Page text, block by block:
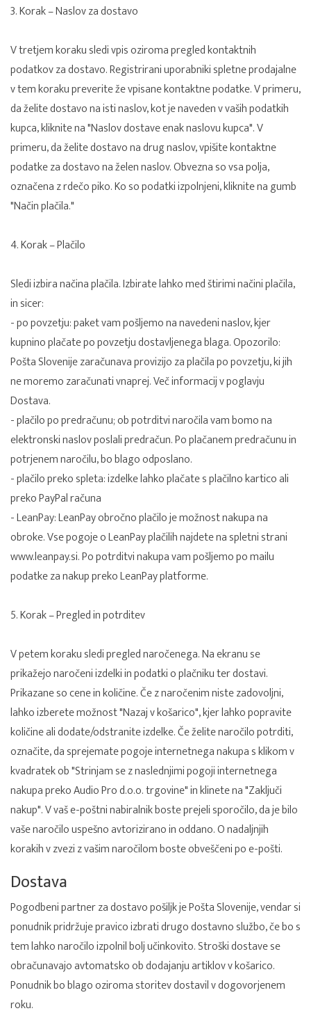
3. Korak – Naslov za dostavo
V tretjem koraku sledi vpis oziroma pregled kontaktnih
podatkov za dostavo. Registrirani uporabniki spletne prodajalne
v tem koraku preverite že vpisane kontaktne podatke. V primeru,
da želite dostavo na isti naslov, kot je naveden v vaših podatkih
kupca, kliknite na "Naslov dostave enak naslovu kupca". V
primeru, da želite dostavo na drug naslov, vpišite kontaktne
podatke za dostavo na želen naslov. Obvezna so vsa polja,
označena z rdečo piko. Ko so podatki izpolnjeni, kliknite na gumb
"Način plačila."
4. Korak – Plačilo
Sledi izbira načina plačila. Izbirate lahko med štirimi načini plačila,
in sicer:
- po povzetju: paket vam pošljemo na navedeni naslov, kjer
kupnino plačate po povzetju dostavljenega blaga. Opozorilo:
Pošta Slovenije zaračunava provizijo za plačila po povzetju, ki jih
ne moremo zaračunati vnaprej. Več informacij v poglavju
Dostava.
- plačilo po predračunu; ob potrditvi naročila vam bomo na
elektronski naslov poslali predračun. Po plačanem predračunu in
potrjenem naročilu, bo blago odposlano.
- plačilo preko spleta: izdelke lahko plačate s plačilno kartico ali
preko PayPal računa
- LeanPay: LeanPay obročno plačilo je možnost nakupa na
obroke. Vse pogoje o LeanPay plačilih najdete na spletni strani
www.leanpay.si. Po potrditvi nakupa vam pošljemo po mailu
podatke za nakup preko LeanPay platforme.
5. Korak – Pregled in potrditev
V petem koraku sledi pregled naročenega. Na ekranu se
prikažejo naročeni izdelki in podatki o plačniku ter dostavi.
Prikazane so cene in količine. Če z naročenim niste zadovoljni,
lahko izberete možnost "Nazaj v košarico", kjer lahko popravite
količine ali dodate/odstranite izdelke. Če želite naročilo potrditi,
označite, da sprejemate pogoje internetnega nakupa s klikom v
kvadratek ob "Strinjam se z naslednjimi pogoji internetnega
nakupa preko Audio Pro d.o.o. trgovine" in klinete na "Zaključi
nakup". V vaš e-poštni nabiralnik boste prejeli sporočilo, da je bilo
vaše naročilo uspešno avtorizirano in oddano. O nadaljnjih
korakih v zvezi z vašim naročilom boste obveščeni po e-pošti.
Dostava
Pogodbeni partner za dostavo pošiljk je Pošta Slovenije, vendar si
ponudnik pridržuje pravico izbrati drugo dostavno službo, če bo s
tem lahko naročilo izpolnil bolj učinkovito. Stroški dostave se
obračunavajo avtomatsko ob dodajanju artiklov v košarico.
Ponudnik bo blago oziroma storitev dostavil v dogovorjenem
roku.